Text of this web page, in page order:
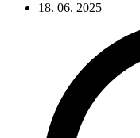
18. 06. 2025